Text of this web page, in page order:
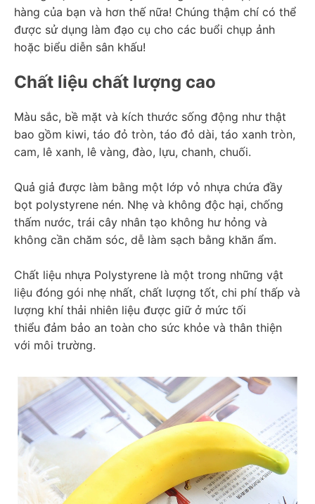
hàng của bạn và hơn thế nữa! Chúng thậm chí có thể
được sử dụng làm đạo cụ cho các buổi chụp ảnh
hoặc biểu diễn sân khấu!
Chất liệu chất lượng cao
Màu sắc, bề mặt và kích thước sống động như thật
bao gồm kiwi, táo đỏ tròn, táo đỏ dài, táo xanh tròn,
cam, lê xanh, lê vàng, đào, lựu, chanh, chuối.
Quả giả được làm bằng một lớp vỏ nhựa chứa đầy
bọt polystyrene nén. Nhẹ và không độc hại, chống
thấm nước, trái cây nhân tạo không hư hỏng và
không cần chăm sóc, dễ làm sạch bằng khăn ẩm.
Chất liệu nhựa Polystyrene là một trong những vật
liệu đóng gói nhẹ nhất, chất lượng tốt, chi phí thấp và
lượng khí thải nhiên liệu được giữ ở mức tối
thiểu đảm bảo an toàn cho sức khỏe và thân thiện
với môi trường.